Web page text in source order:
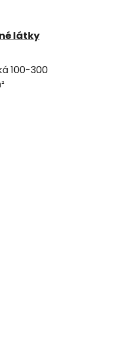
látky
100-300